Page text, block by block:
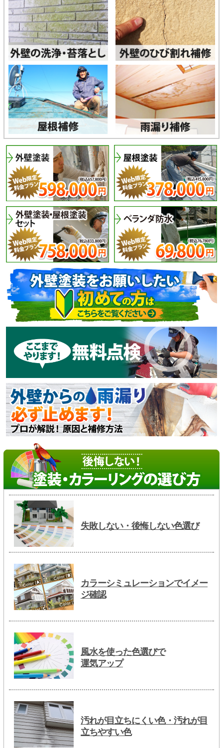
失敗しない・後悔しない色選び
カラーシミュレーションでイメー
ジ確認
風水を使った色選びで
運気アップ
汚れが目立ちにくい色・汚れが目
立ちやすい色